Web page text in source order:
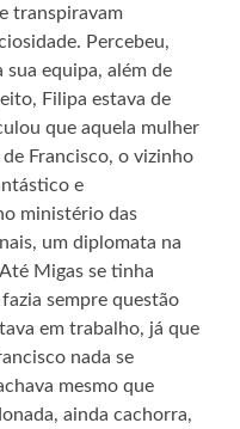
transpiravam
Percebeu,
sua equipa, além de
Filipa estava de
que aquela mulher
Francisco, o vizinho
e
ministério das
um diplomata na
Migas se tinha
sempre questão
em trabalho, já que
nada se
mesmo que
ainda cachorra,